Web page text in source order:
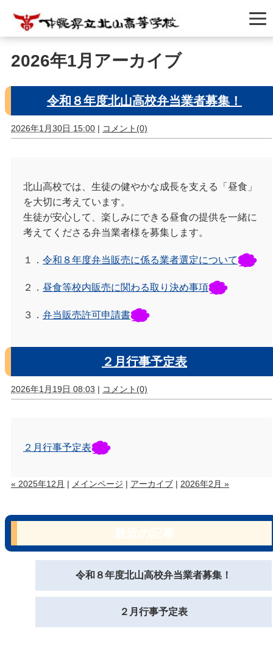
2026年1月アーカイブ
令和８年度北山高校弁当業者募集！
2026年1月30日 15:00 | コメント(0)
北山高校では、生徒の健やかな成長を支える「昼食」
を大切に考えています。
生徒が安心して、楽しみにできる昼食の提供を一緒に
考えてくださる弁当業者様を募集します。
１． 令和８年度弁当販売に係る業者選定について
２． 昼食等校内販売に関わる取り決め事項
３． 弁当販売許可申請書
２月行事予定表
2026年1月19日 08:03 | コメント(0)
２月行事予定表
« 2025年12月 | メインページ | アーカイブ | 2026年2月 »
令和８年度北山高校弁当業者募集！
２月行事予定表